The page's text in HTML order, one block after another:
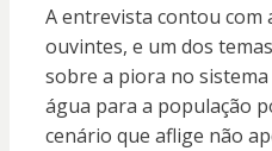
A entrevista contou com
ouvintes, e um dos
sobre a piora no
água para a população
cenário que aflige não